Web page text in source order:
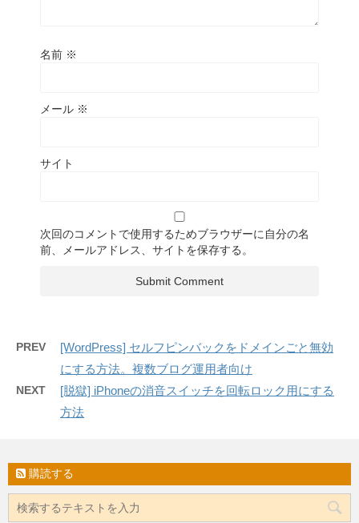
名前 ※
メール ※
サイト
次回のコメントで使用するためブラウザーに自分の名
前、メールアドレス、サイトを保存する。
PREV
[WordPress] セルフピンバックをドメインごと無効
にする方法。複数ブログ運用者向け
NEXT
[脱獄] iPhoneの消音スイッチを回転ロック用にする
方法
購読する